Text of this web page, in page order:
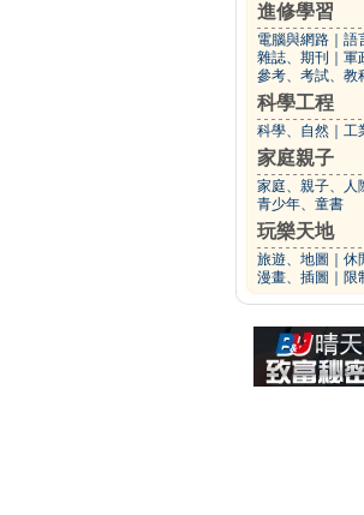
進修學習
電腦與網路
語
雜誌、期刊
軍
參考、考試、教
科學工程
科學、自然 工
家庭親子
家庭、親子、人
青少年、童書
玩樂天地
旅遊、地圖
休
漫畫、插圖
限